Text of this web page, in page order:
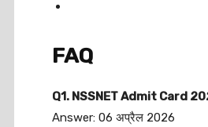
FAQ
Q1. NSSNET Admit Card
Answer: 06 अप्रैल 2026